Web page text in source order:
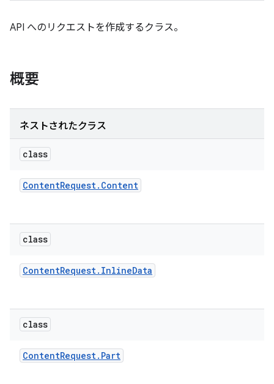
API へのリクエストを作成するクラス。
概要
ネストされたクラス
class
ContentRequest. Content
class
ContentRequest. InlineData
class
ContentRequest. Part